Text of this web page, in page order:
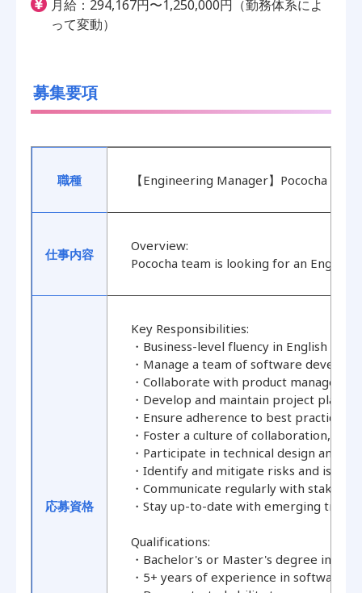
月給：294,167円〜1,250,000円（勤務体系によ
って変動）
募集要項
職種 【Engineering Manager】Pococha
仕事内容
Overview:
Pococha team is looking for an
応募資格
Key Responsibilities:
・Business-level fluency in English
・Manage a team of software
・Collaborate with product
・Develop and maintain project plans
・Ensure adherence to best practices
・Foster a culture of collaboration,
・Participate in technical design and
・Identify and mitigate risks and
・Communicate regularly with
・Stay up-to-date with emerging
Qualifications:
・Bachelor's or Master's degree in
・5+ years of experience in software